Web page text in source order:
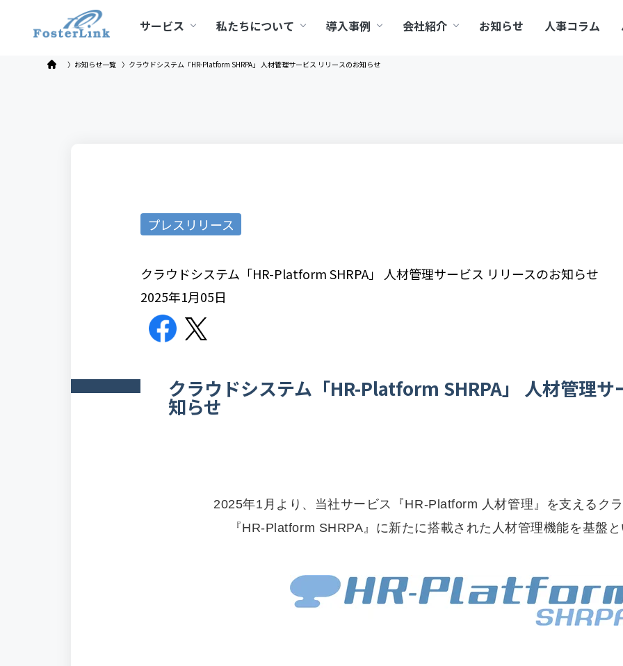
サービス 私たちについて 導入事例 会社紹介 お知らせ 人事コラム
〉お知らせ一覧 〉クラウドシステム「HR-Platform SHRPA」 人材管理サービス リリースのお知らせ
プレスリリース
クラウドシステム「HR-Platform SHRPA」 人材管理サービス リリースのお知らせ
2025年1月05日
クラウドシステム「HR-Platform SHRPA」 人材管理サ
知らせ
2025年1月より、当社サービス『HR-Platform 人材管理』を支えるク
『HR-Platform SHRPA』に新たに搭載された人材管理機能を基盤